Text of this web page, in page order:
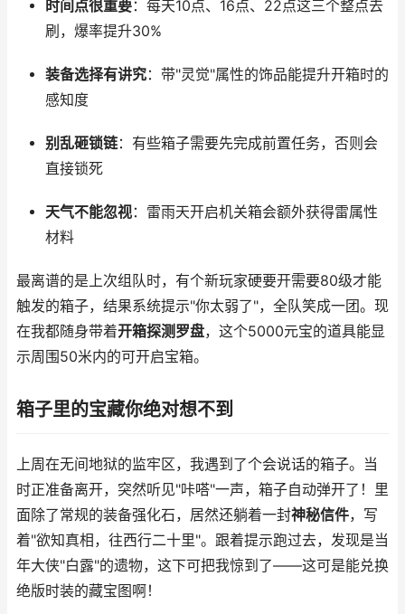
时间点很重要：每天10点、16点、22点这三个整点去
刷，爆率提升30%
装备选择有讲究：带"灵觉"属性的饰品能提升开箱时的
感知度
别乱砸锁链：有些箱子需要先完成前置任务，否则会
直接锁死
天气不能忽视：雷雨天开启机关箱会额外获得雷属性
材料
最离谱的是上次组队时，有个新玩家硬要开需要80级才能
触发的箱子，结果系统提示"你太弱了"，全队笑成一团。现
在我都随身带着开箱探测罗盘，这个5000元宝的道具能显
示周围50米内的可开启宝箱。
箱子里的宝藏你绝对想不到
上周在无间地狱的监牢区，我遇到了个会说话的箱子。当
时正准备离开，突然听见"咔嗒"一声，箱子自动弹开了！里
面除了常规的装备强化石，居然还躺着一封神秘信件，写
着"欲知真相，往西行二十里"。跟着提示跑过去，发现是当
年大侠"白露"的遗物，这下可把我惊到了——这可是能兑换
绝版时装的藏宝图啊！